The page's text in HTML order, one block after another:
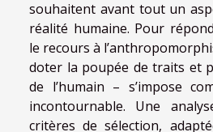
souhaitent avant tout un
réalité humaine. Pour
le recours à
doter la poupée de traits et
de l’humain – s’impose
incontournable. Une
critères de sélection,